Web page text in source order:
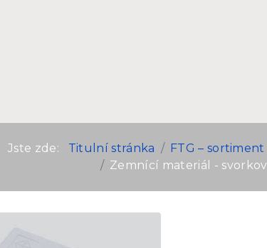
Jste zde: Titulní stránka FTG – sortiment
Zemnící materiál -